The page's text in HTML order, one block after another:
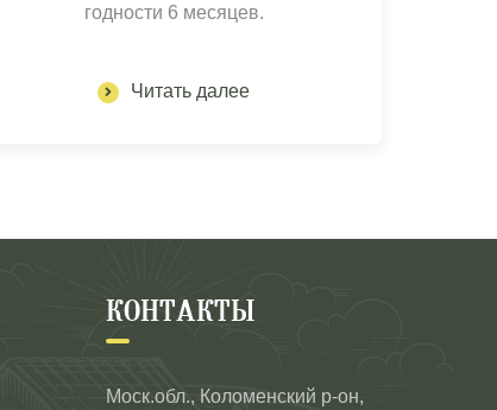
годности 6 месяцев.
Читать далее
КОНТАКТЫ
Моск.обл., Коломенский р-он,